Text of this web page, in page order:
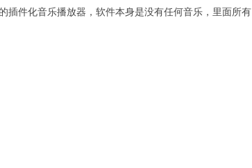
插件化音乐播放器，软件本身是没有任何音乐，里面所有